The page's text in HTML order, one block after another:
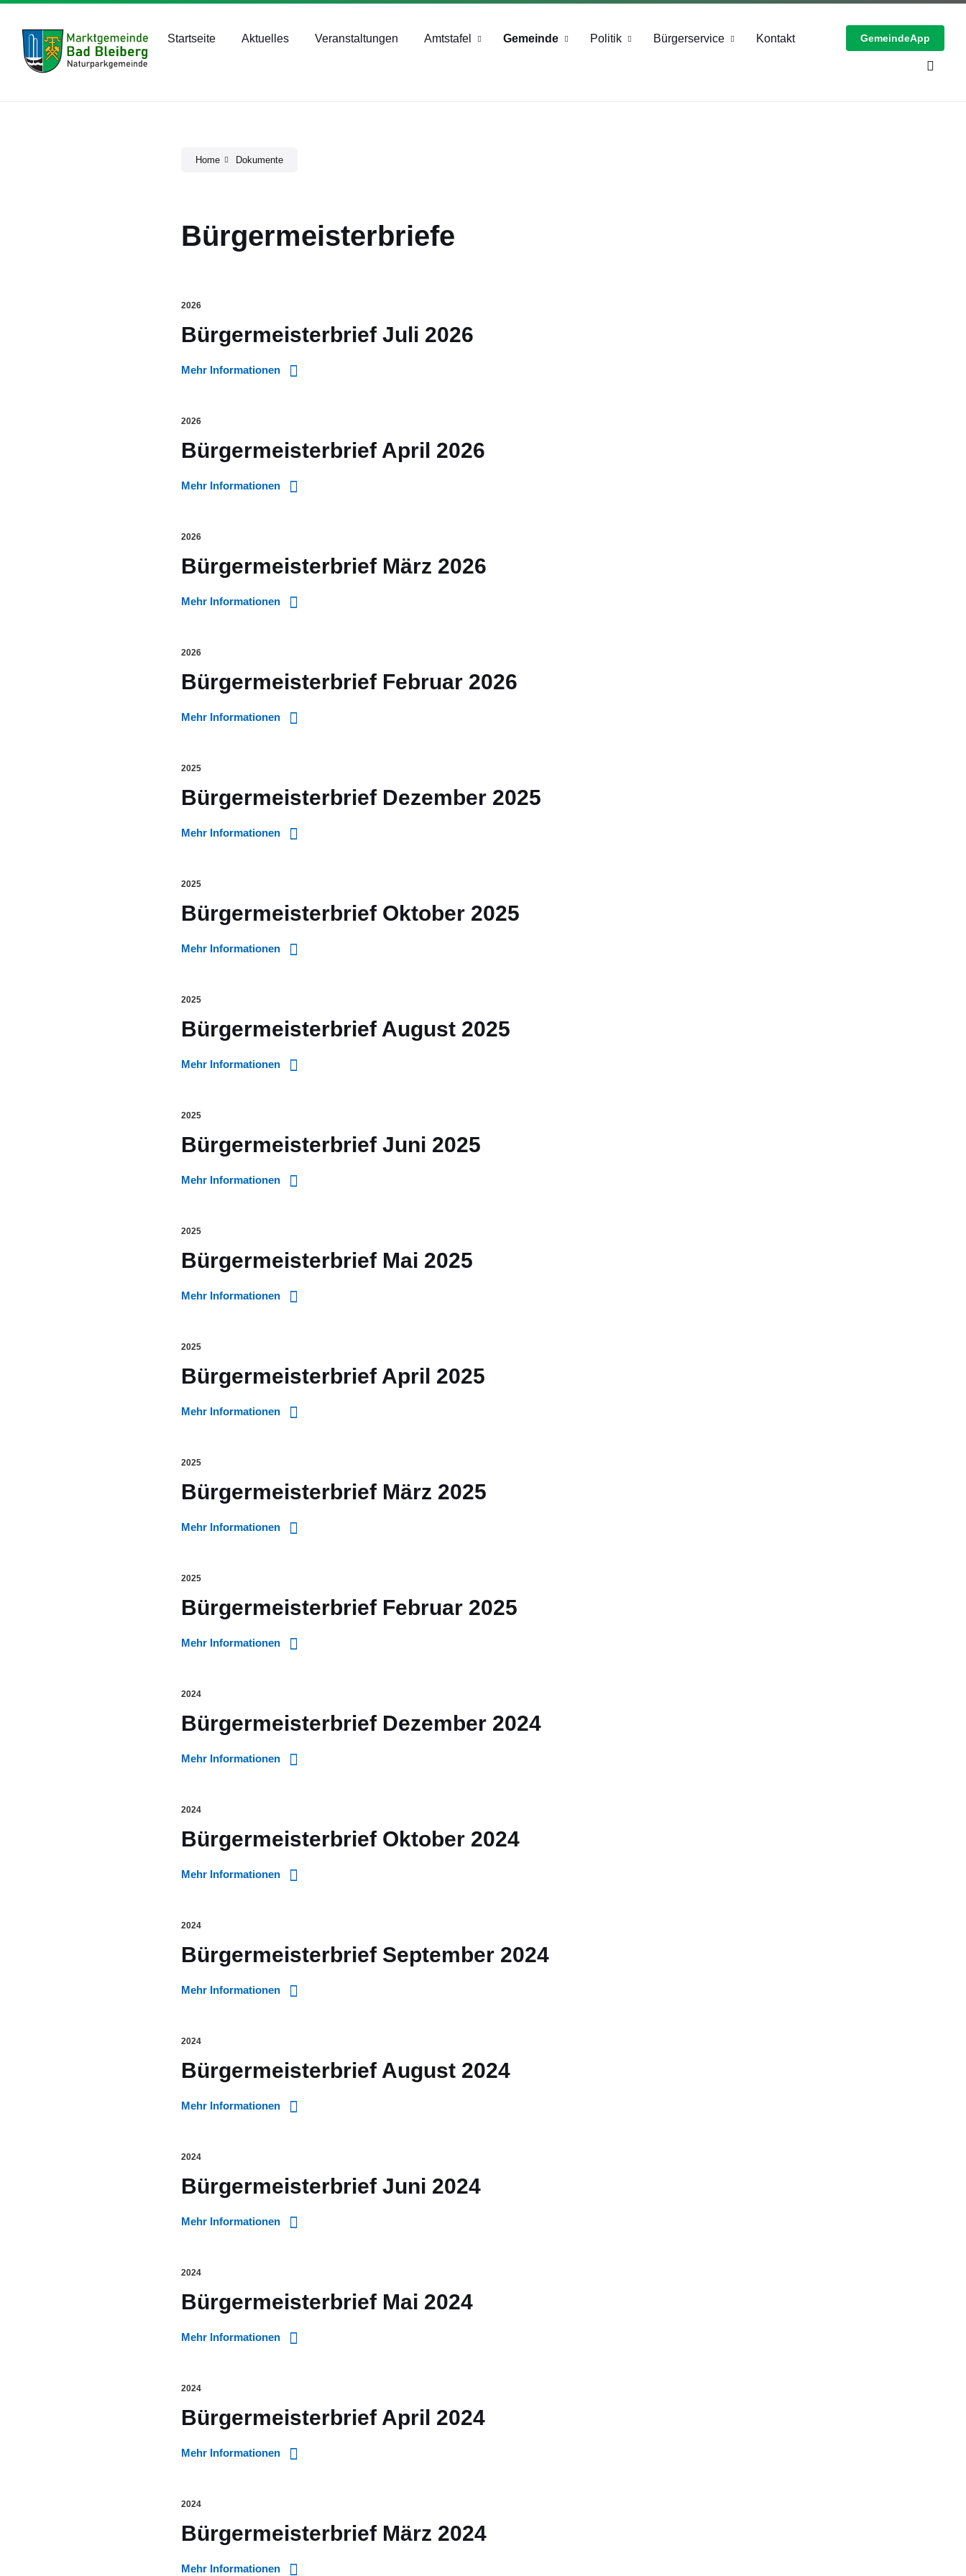
Skip
content
Skip
main
navigation
Skip
footer
Startseite Aktuelles Veranstaltungen Amtstafel Gemeinde Politik Bürgerservice Kontakt GemeindeApp
Home Dokumente
Bürgermeisterbriefe
2026
Bürgermeisterbrief Juli 2026
Mehr Informationen
2026
Bürgermeisterbrief April 2026
Mehr Informationen
2026
Bürgermeisterbrief März 2026
Mehr Informationen
2026
Bürgermeisterbrief Februar 2026
Mehr Informationen
2025
Bürgermeisterbrief Dezember 2025
Mehr Informationen
2025
Bürgermeisterbrief Oktober 2025
Mehr Informationen
2025
Bürgermeisterbrief August 2025
Mehr Informationen
2025
Bürgermeisterbrief Juni 2025
Mehr Informationen
2025
Bürgermeisterbrief Mai 2025
Mehr Informationen
2025
Bürgermeisterbrief April 2025
Mehr Informationen
2025
Bürgermeisterbrief März 2025
Mehr Informationen
2025
Bürgermeisterbrief Februar 2025
Mehr Informationen
2024
Bürgermeisterbrief Dezember 2024
Mehr Informationen
2024
Bürgermeisterbrief Oktober 2024
Mehr Informationen
2024
Bürgermeisterbrief September 2024
Mehr Informationen
2024
Bürgermeisterbrief August 2024
Mehr Informationen
2024
Bürgermeisterbrief Juni 2024
Mehr Informationen
2024
Bürgermeisterbrief Mai 2024
Mehr Informationen
2024
Bürgermeisterbrief April 2024
Mehr Informationen
2024
Bürgermeisterbrief März 2024
Mehr Informationen